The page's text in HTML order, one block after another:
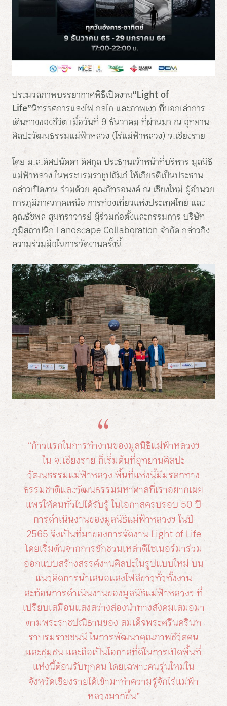
ประมวลภาพบรรยากาศพิธีเปิดงาน“Light of
Life”นิทรรศการแสงไฟ กลไก และภาพเงา ที่บอกเล่าการ
เดินทางของชีวิต เมื่อวันที่ 9 ธันวาคม ที่ผ่านมา ณ อุทยาน
ศิลปะวัฒนธรรมแม่ฟ้าหลวง (ไร่แม่ฟ้าหลวง) จ.เชียงราย
โดย ม.ล.ดิศปนัดดา ดิศกุล ประธานเจ้าหน้าที่บริหาร มูลนิธิ
แม่ฟ้าหลวง ในพระบรมราชูปถัมภ์ ให้เกียรติเป็นประธาน
กล่าวเปิดงาน ร่วมด้วย คุณภัทรอนงค์ ณ เชียงใหม่ ผู้อำนวย
การภูมิภาคภาคเหนือ การท่องเที่ยวแห่งประเทศไทย และ
คุณธัชพล สุนทราจารย์ ผู้ร่วมก่อตั้งและกรรมการ บริษัท
ภูมิสถาปนิก Landscape Collaboration จำกัด กล่าวถึง
ความร่วมมือในการจัดงานครั้งนี้
“ก้าวแรกในการทำงานของมูลนิธิแม่ฟ้าหลวงฯ
ใน จ.เชียงราย ก็เริ่มต้นที่อุทยานศิลปะ
วัฒนธรรมแม่ฟ้าหลวง พื้นที่แห่งนี้มีมรดกทาง
ธรรมชาติและวัฒนธรรมมหาศาลที่เราอยากเผย
แพร่ให้คนทั่วไปได้รับรู้ ในโอกาสครบรอบ 50 ปี
การดำเนินงานของมูลนิธิแม่ฟ้าหลวงฯ ในปี
2565 จึงเป็นที่มาของการจัดงาน Light of Life
โดยเริ่มต้นจากการชักชวนเหล่าดีไซเนอร์มาร่วม
ออกแบบสร้างสรรค์งานศิลปะในรูปแบบใหม่ บน
แนวคิดการนำเสนอแสงไฟสีขาวทั่วทั้งงาน
สะท้อนการดำเนินงานของมูลนิธิแม่ฟ้าหลวงฯ ที่
เปรียบเสมือนแสงสว่างส่องนำทางสังคมเสมอมา
ตามพระราชปณิธานของ สมเด็จพระศรีนครินท
ราบรมราชชนนี ในการพัฒนาคุณภาพชีวิตคน
และชุมชน และถือเป็นโอกาสที่ดีในการเปิดพื้นที่
แห่งนี้ต้อนรับทุกคน โดยเฉพาะคนรุ่นใหม่ใน
จังหวัดเชียงรายได้เข้ามาทำความรู้จักไร่แม่ฟ้า
หลวงมากขึ้น”